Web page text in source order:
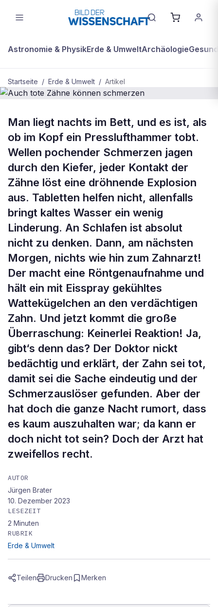
Astronomie & PhysikErde & UmweltArchäologie
Startseite / Erde & Umwelt / Artikel
BDW Plus ERDE & UMWELT
Auch tote Zähne können schmerzen
Man liegt nachts im Bett, und es ist, als
ob im Kopf ein Presslufthammer tobt.
Wellen pochender Schmerzen jagen
durch den Kiefer, jeder Kontakt der
Zähne löst eine dröhnende Explosion
aus. Tabletten helfen nicht, allenfalls
bringt kaltes Wasser ein wenig
Linderung. An Schlafen ist absolut
nicht zu denken. Dann, am nächsten
Morgen, nichts wie hin zum Zahnarzt!
Der macht eine Röntgenaufnahme und
hält ein mit Eisspray gekühltes
Wattekügelchen an den verdächtigen
Zahn. Und jetzt kommt die große
Überraschung: Keinerlei Reaktion! Ja,
gibt‘s denn das? Der Doktor nickt
bedächtig und erklärt, der Zahn sei tot,
damit sei die Sache eindeutig und der
Schmerzauslöser gefunden. Aber der
hat doch die ganze Nacht rumort, dass
es kaum auszuhalten war; da kann er
doch nicht tot sein? Doch der Arzt hat
zweifellos recht.
AUTOR
Jürgen Brater
10. Dezember 2023
LESEZEIT
2 Minuten
RUBRIK
Erde & Umwelt
Teilen Drucken Merken